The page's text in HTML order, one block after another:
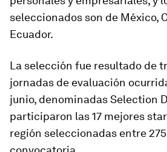
seleccionados son de México,
Ecuador.
La selección fue resultado de
jornadas de evaluación
junio, denominadas Selection
participaron las 17 mejores
región seleccionadas entre